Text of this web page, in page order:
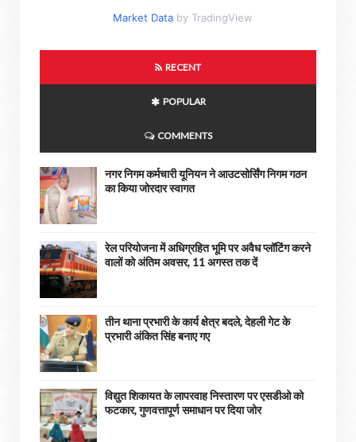
Market Data by TradingView
RECENT
POPULAR
COMMENTS
नगर निगम कर्मचारी यूनियन ने आउटसोर्सिंग निगम गठन
का किया जोरदार स्वागत
रेल परियोजना में अधिग्रहित भूमि पर अवैध प्लॉटिंग करने
वालों को अंतिम अवसर, 11 अगस्त तक दें
तीन थाना प्रभारी के कार्य क्षेत्र बदले, देहली गेट के
प्रभारी अंकित सिंह बनाए गए
विद्युत शिकायत के लापरवाह निस्तारण पर एसडीओ को
फटकार, गुणवत्तापूर्ण समाधान पर दिया जोर